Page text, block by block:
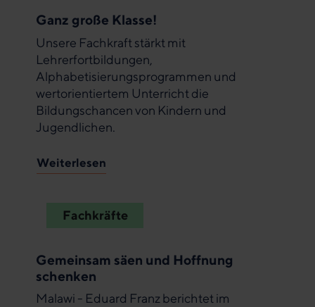
Ganz große Klasse!
Unsere Fachkraft stärkt mit
Lehrerfortbildungen,
Alphabetisierungsprogrammen und
wertorientiertem Unterricht die
Bildungschancen von Kindern und
Jugendlichen.
Weiterlesen
Fachkräfte
Gemeinsam säen und Hoffnung
schenken
Malawi - Eduard Franz berichtet im